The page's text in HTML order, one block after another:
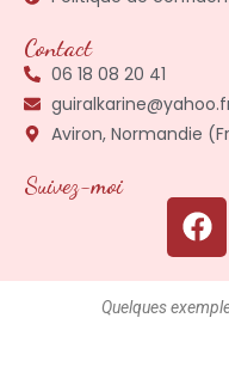
Contact
06 18 08 20 41
Aviron, Normandie
Suivez-moi
Quelques